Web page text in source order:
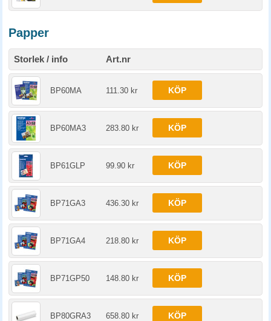
Papper
Storlek / info Art.nr
BP60MA 111.30 kr KÖP
BP60MA3 283.80 kr KÖP
BP61GLP 99.90 kr KÖP
BP71GA3 436.30 kr KÖP
BP71GA4 218.80 kr KÖP
BP71GP50 148.80 kr KÖP
BP80GRA3 658.80 kr KÖP